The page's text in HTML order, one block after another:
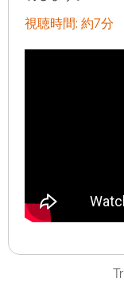
視聴時間: 約7分